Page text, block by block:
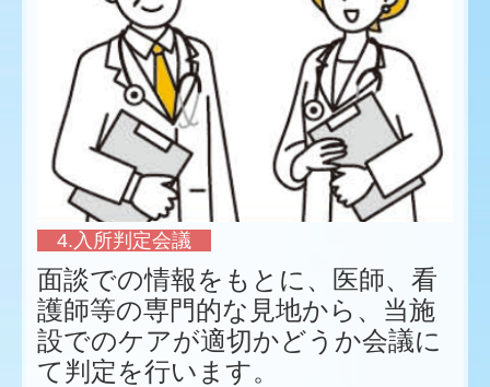
4.入所判定会議
面談での情報をもとに、医師、看
護師等の専門的な見地から、当施
設でのケアが適切かどうか会議に
て判定を行います。